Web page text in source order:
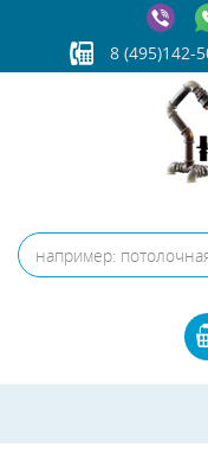
8 (495)142-